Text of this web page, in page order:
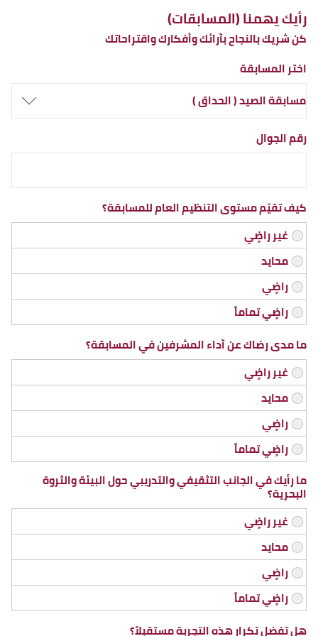
رأيك يهمنا (المسابقات)
كن شريك بالنجاح بآرائك وأفكارك واقتراحاتك
اختر المسابقة
رقم الجوال
كيف تقيّم مستوى التنظيم العام للمسابقة؟
ما مدى رضاك عن آداء المشرفين في المسابقة؟
ما رأيك في الجانب التثقيفي والتدريبي حول البيئة والثروة
البحرية؟
هل تفضل تكرار هذه التجربة مستقبلاً؟